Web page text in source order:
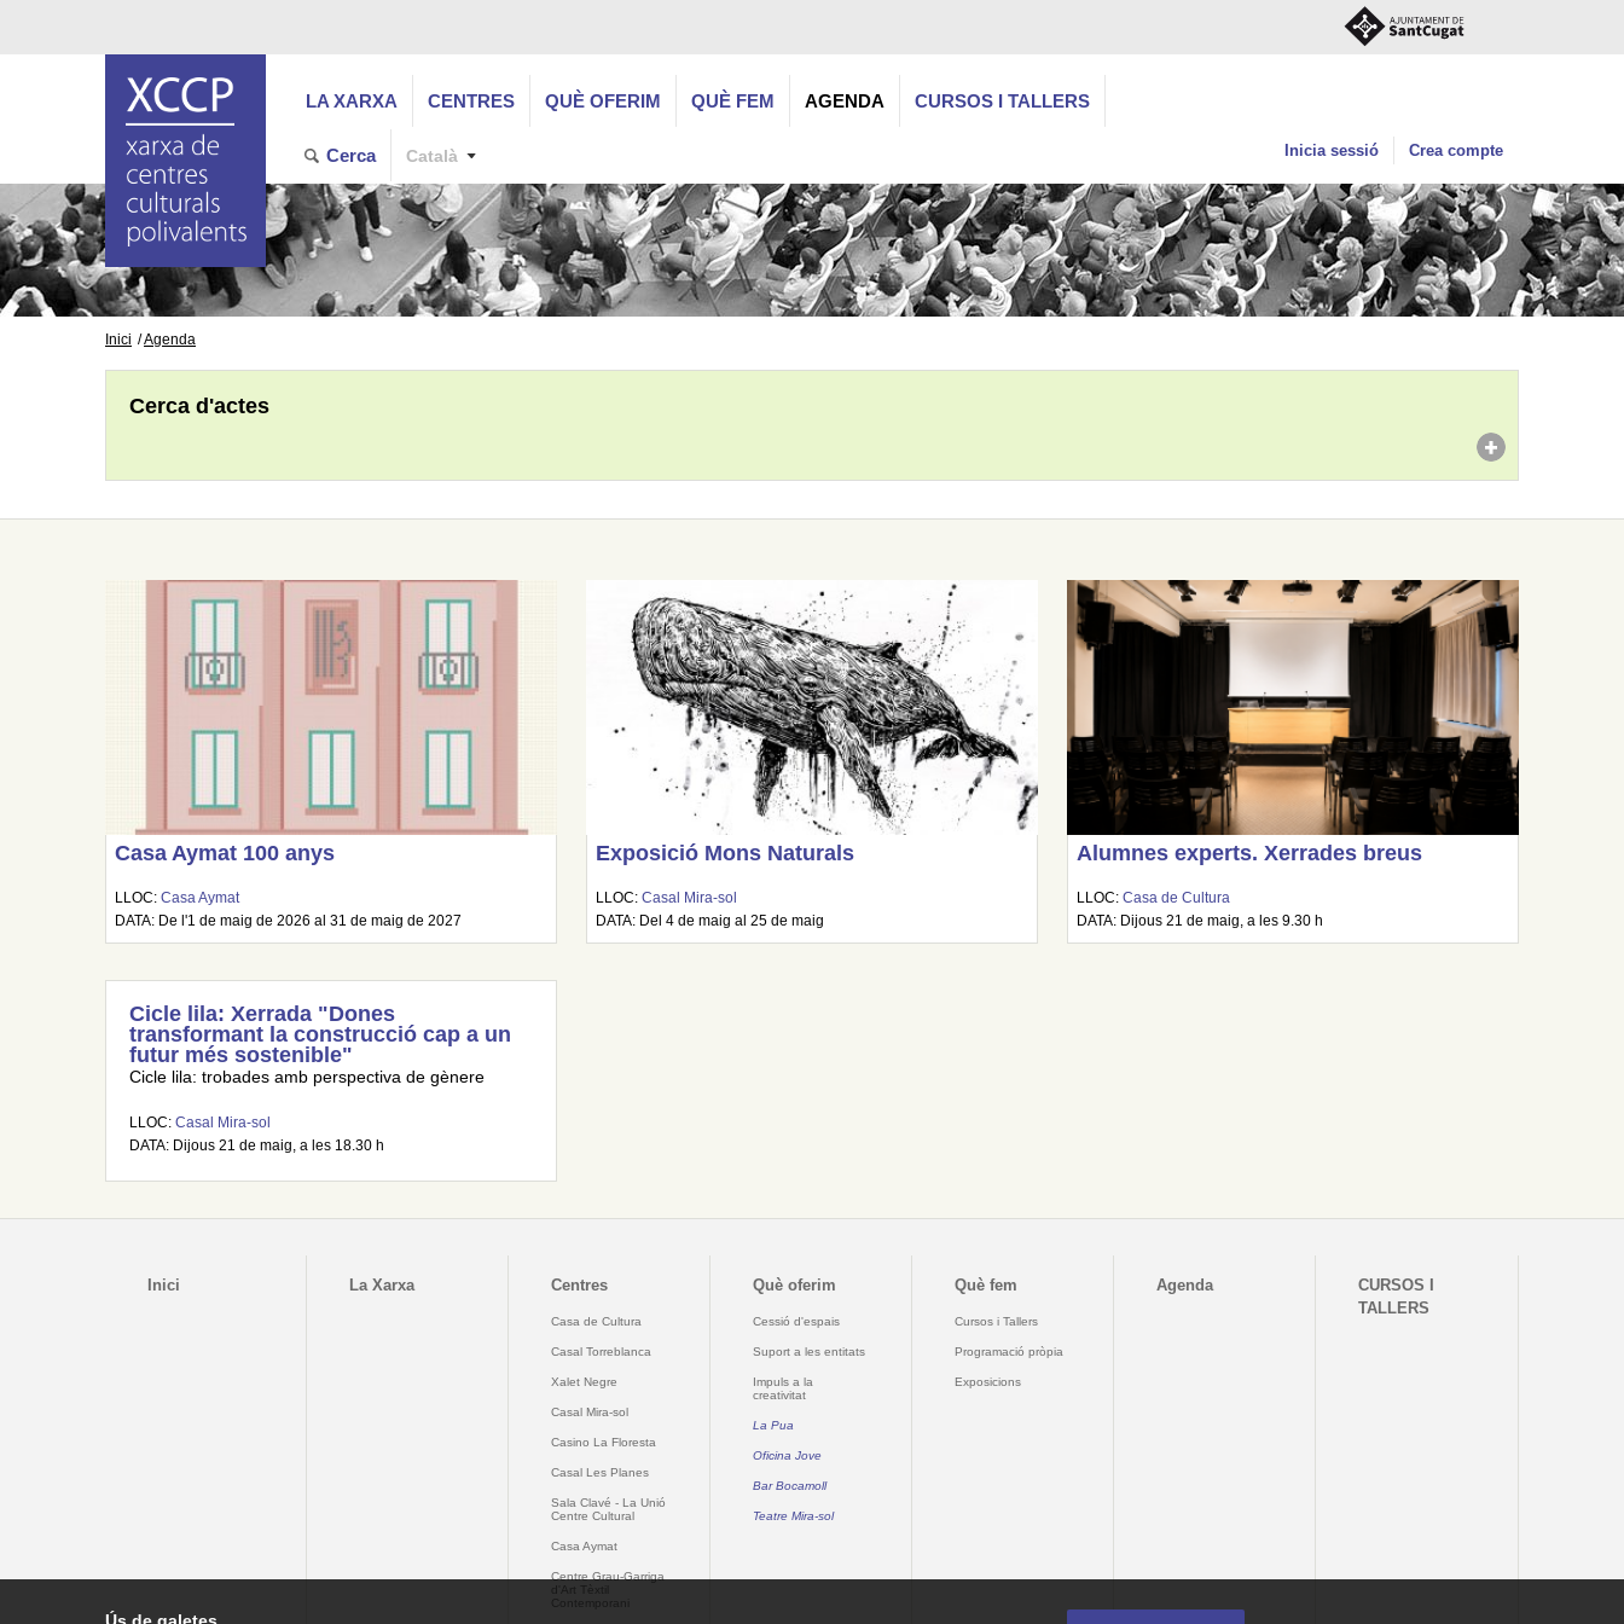
LA XARXA CENTRES QUÈ OFERIM QUÈ FEM AGENDA CURSOS I TALLERS
Cerca Català Inicia sessió Crea compte
Inici Agenda
Cerca d'actes
Casa Aymat 100 anys
LLOC:Casa Aymat
DATA: De l'1 de maig de 2026 al 31 de maig de 2027
Exposició Mons Naturals
LLOC:Casal Mira-sol
DATA: Del 4 de maig al 25 de maig
Alumnes experts. Xerrades breus
LLOC:Casa de Cultura
DATA: Dijous 21 de maig, a les 9.30 h
Cicle lila: Xerrada "Dones
transformant la construcció cap a un
futur més sostenible"
Cicle lila: trobades amb perspectiva de gènere
LLOC: Casal Mira-sol
DATA: Dijous 21 de maig, a les 18.30 h
Inici La Xarxa Centres
Casa de Cultura
Casal Torreblanca
Xalet Negre
Casal Mira-sol
Casino La Floresta
Casal Les Planes
Sala Clavé - La Unió
Centre Cultural
Casa Aymat
Centre Grau-Garriga
d'Art Tèxtil
Contemporani
Què oferim
Cessió d'espais
Suport a les entitats
Impuls a la
creativitat
La Pua
Oficina Jove
Bar Bocamoll
Teatre Mira-sol
Què fem
Cursos i Tallers
Programació pròpia
Exposicions
Agenda
CURSOS I
TALLERS